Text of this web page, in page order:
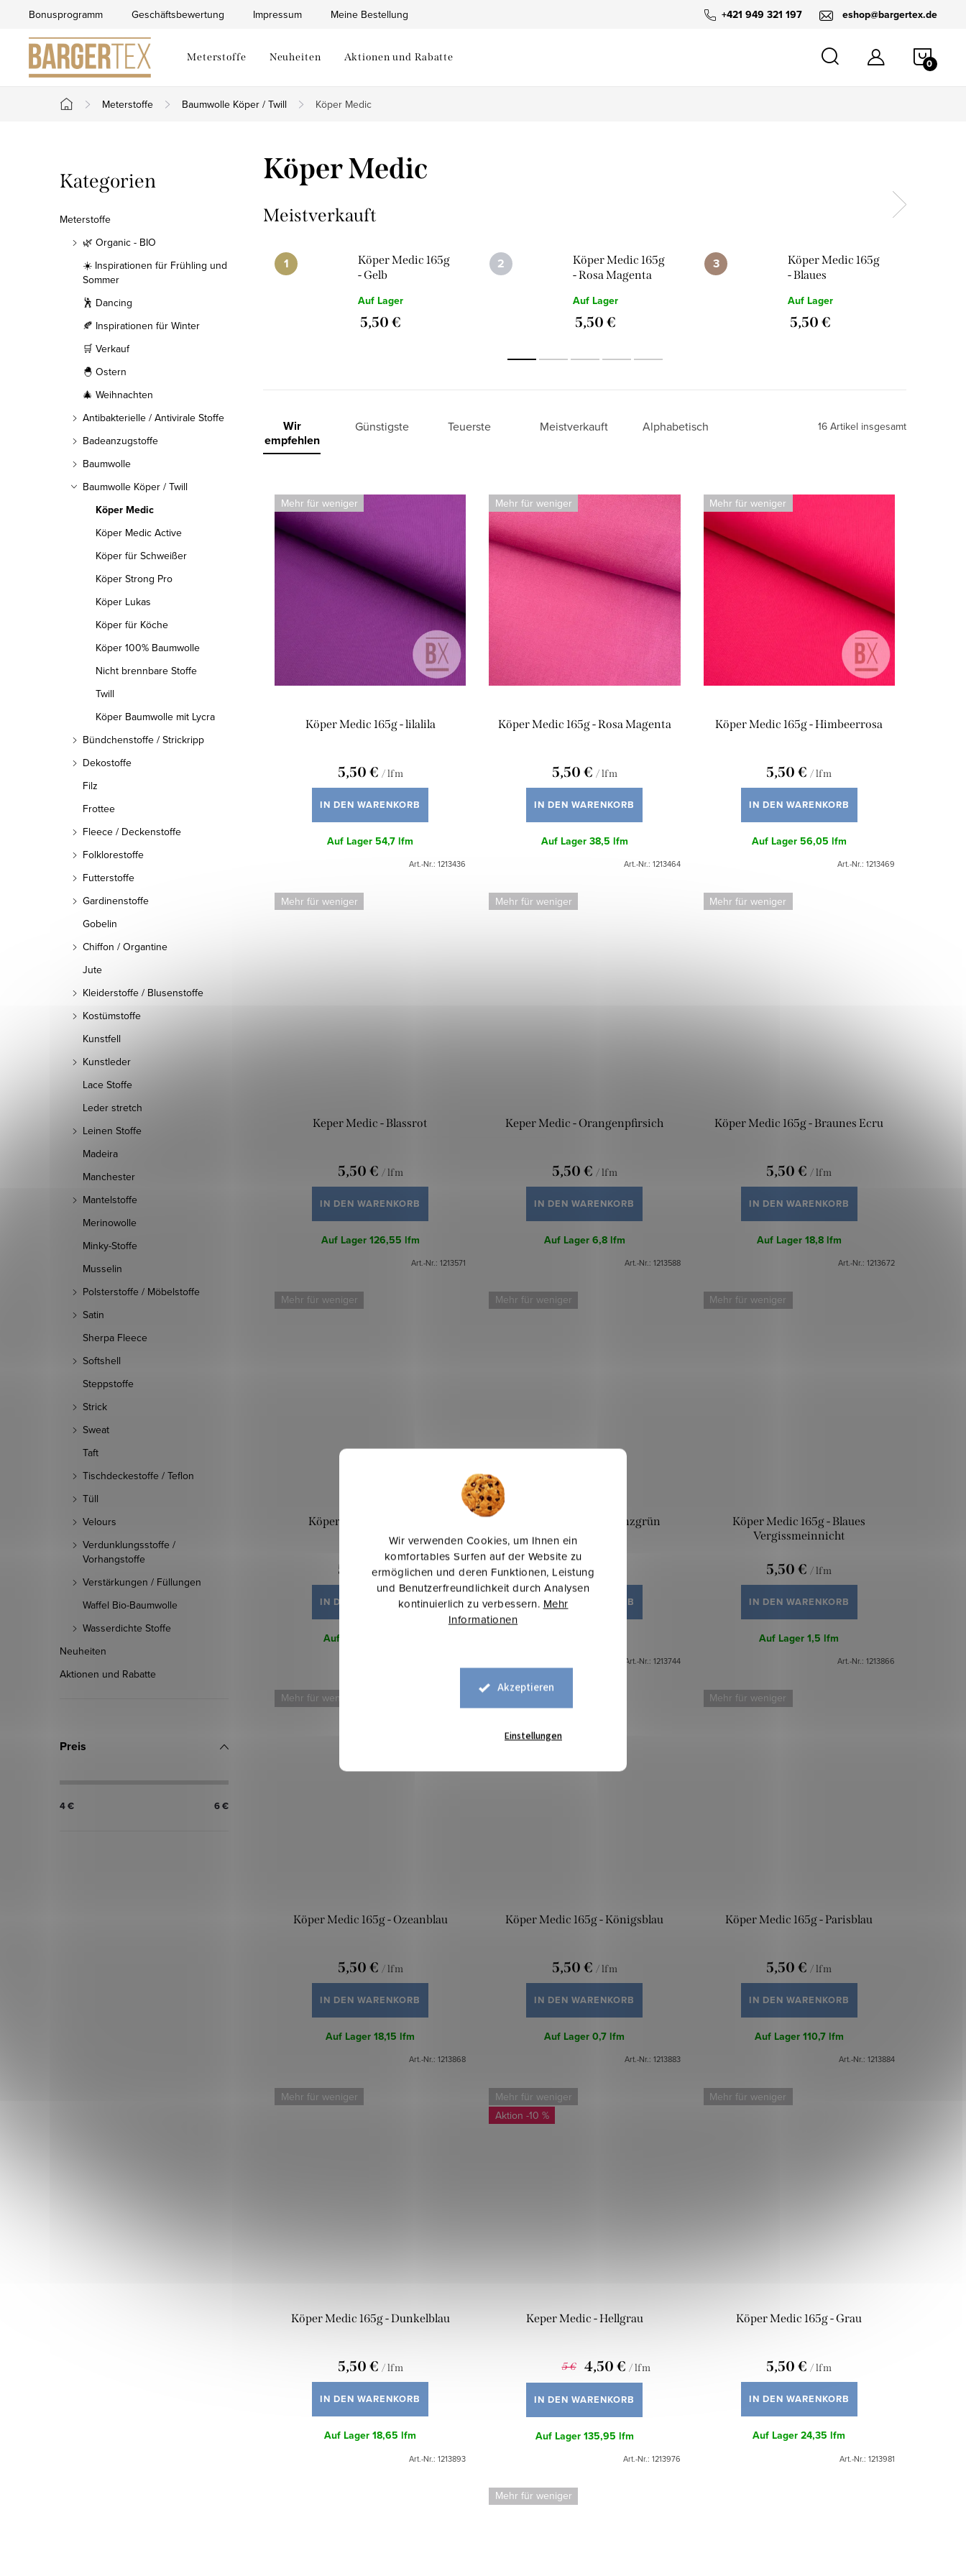
Wir verwenden Cookies, um Ihnen ein
komfortables Surfen auf der Website zu
ermöglichen und deren Funktionen, Leistung
und Benutzerfreundlichkeit durch Analysen
kontinuierlich zu verbessern. Mehr
Informationen
Akzeptieren
Einstellungen
springen
+421 949 321 197 eshop@bargertex.de
Bonusprogramm Geschäftsbewertung Impressum Meine Bestellung
Meterstoffe Neuheiten Aktionen und Rabatte
Startseite
Meterstoffe Baumwolle Köper / Twill Köper Medic
e
i
Kategorien
überspringen
Kategorien
Meterstoffe
🌿 Organic - BIO
☀️ Inspirationen für Frühling und
Sommer
🕺 Dancing
🍂 Inspirationen für Winter
🛒 Verkauf
🐣 Ostern
🎄 Weihnachten
Antibakterielle / Antivirale Stoffe
Badeanzugstoffe
Baumwolle
Baumwolle Köper / Twill
Köper Medic
Köper Medic Active
Köper für Schweißer
Köper Strong Pro
Köper Lukas
Köper für Köche
Köper 100% Baumwolle
Nicht brennbare Stoffe
Twill
Köper Baumwolle mit Lycra
Bündchenstoffe / Strickripp
Dekostoffe
Filz
Frottee
Fleece / Deckenstoffe
Folklorestoffe
Futterstoffe
Gardinenstoffe
Gobelin
Chiffon / Organtine
Jute
Kleiderstoffe / Blusenstoffe
Kostümstoffe
Kunstfell
Kunstleder
Lace Stoffe
Leder stretch
Leinen Stoffe
Madeira
Manchester
Mantelstoffe
Merinowolle
Minky-Stoffe
Musselin
Polsterstoffe / Möbelstoffe
Satin
Sherpa Fleece
Softshell
Steppstoffe
Strick
Sweat
Taft
Tischdeckestoffe / Teflon
Tüll
Velours
Verdunklungsstoffe /
Vorhangstoffe
Verstärkungen / Füllungen
Waffel Bio-Baumwolle
Wasserdichte Stoffe
Neuheiten
Aktionen und Rabatte
Preis
4€ 6€
Köper Medic
Meistverkauft
Köper Medic 165g
- Gelb
Auf Lager
5,50 €
Köper Medic 165g
- Rosa Magenta
Auf Lager
5,50 €
Köper Medic 165g
- Blaues
Auf Lager
5,50 €
P
r
o
d
u
Wir
empfehlen
Günstigste Teuerste Meistverkauft Alphabetisch 16 Artikel insgesamt
L Mehr für weniger
Köper Medic 165g - lilalila
5,50 € / lfm
IN DEN WARENKORB
Auf Lager54,7 lfm
Art.-Nr.:1213436
Mehr für weniger
Köper Medic 165g - Rosa Magenta
5,50 € / lfm
IN DEN WARENKORB
Auf Lager 38,5 lfm
Art.-Nr.: 1213464
Mehr für weniger
Köper Medic 165g - Himbeerrosa
5,50 €/ lfm
IN DEN WARENKORB
Auf Lager 56,05 lfm
Art.-Nr.: 1213469
Mehr für weniger
Keper Medic - Blassrot
5,50 € / lfm
IN DEN WARENKORB
Auf Lager 126,55 lfm
Art.-Nr.:1213571
Mehr für weniger
Keper Medic - Orangenpfirsich
5,50 € / lfm
IN DEN WARENKORB
Auf Lager 6,8 lfm
Art.-Nr.: 1213588
Mehr für weniger
Köper Medic 165g - Braunes Ecru
5,50 € / lfm
IN DEN WARENKORB
Auf Lager 18,8 lfm
Art.-Nr.: 1213672
Mehr für weniger
Köper Medic 165g - Gelb
5,50 €/ lfm
IN DEN WARENKORB
Auf Lager
Mehr für weniger
Köper Medic 165g - Minzgrün
5,50 €
IN DEN WARENKORB
Art.-Nr.: 1213744
Mehr für weniger
Köper Medic 165g - Blaues
Vergissmeinnicht
5,50 €/ lfm
IN DEN WARENKORB
Auf Lager1,5 lfm
Art.-Nr.: 1213866
Mehr für weniger
Köper Medic 165g - Ozeanblau
5,50 € / lfm
IN DEN WARENKORB
Auf Lager18,15 lfm
Art.-Nr.:1213868
Mehr für weniger
Köper Medic 165g - Königsblau
5,50 € / lfm
IN DEN WARENKORB
Auf Lager0,7 lfm
Art.-Nr.: 1213883
Mehr für weniger
Köper Medic 165g - Parisblau
5,50 €/ lfm
IN DEN WARENKORB
Auf Lager 110,7 lfm
Art.-Nr.: 1213884
Mehr für weniger
Köper Medic 165g - Dunkelblau
5,50 € / lfm
IN DEN WARENKORB
Auf Lager18,65 lfm
Art.-Nr.:1213893
Mehr für weniger
-10 %
Keper Medic - Hellgrau
5 € 4,50 € / lfm
IN DEN WARENKORB
Auf Lager 135,95 lfm
Art.-Nr.: 1213976
Mehr für weniger
Köper Medic 165g - Grau
5,50 € / lfm
IN DEN WARENKORB
Auf Lager24,35 lfm
Art.-Nr.: 1213981
Mehr für weniger